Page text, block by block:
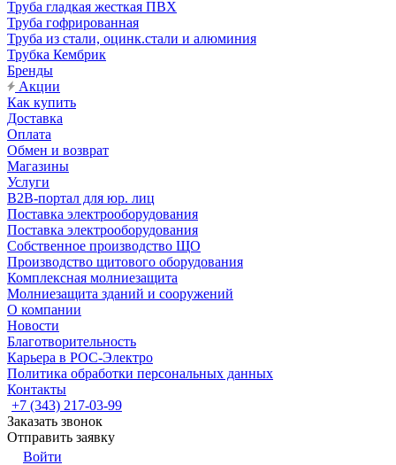
Труба гладкая жесткая ПВХ
Труба гофрированная
Труба из стали, оцинк.стали и алюминия
Трубка Кембрик
Бренды
Акции
Как купить
Доставка
Оплата
Обмен и возврат
Магазины
Услуги
B2B-портал для юр. лиц
Поставка электрооборудования
Поставка электрооборудования
Собственное производство ЩО
Производство щитового оборудования
Комплексная молниезащита
Молниезащита зданий и сооружений
О компании
Новости
Благотворительность
Карьера в РОС-Электро
Политика обработки персональных данных
Контакты
+7 (343) 217-03-99
Заказать звонок
Отправить заявку
Войти